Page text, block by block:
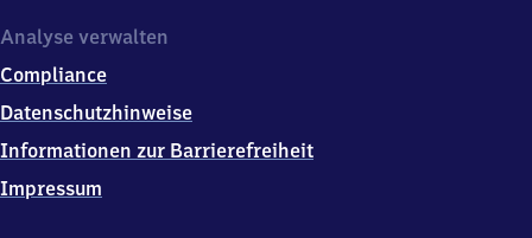
5
1
7
Kerpen
Analyse verwalten
Compliance
Datenschutzhinweise
Informationen zur Barrierefreiheit
Impressum